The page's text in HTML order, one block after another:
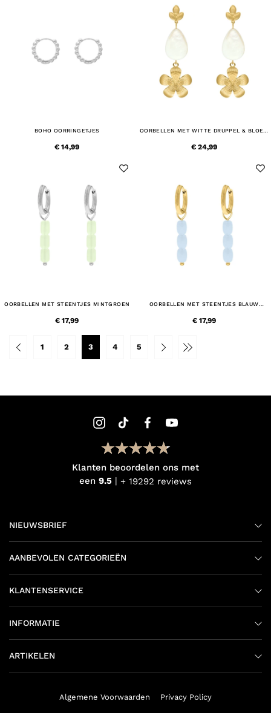
BOHO OORRINGETJES
€ 14,99
OORBELLEN MET WITTE DRUPPEL & BLOEM
€ 24,99
OORBELLEN MET STEENTJES MINTGROEN
€ 17,99
OORBELLEN MET STEENTJES BLAUW
€ 17,99
1 2 3 4 5
Klanten beoordelen ons met
een 9.5 + 19292 reviews
NIEUWSBRIEF
AANBEVOLEN CATEGORIEËN
KLANTENSERVICE
INFORMATIE
ARTIKELEN
Algemene Voorwaarden Privacy Policy